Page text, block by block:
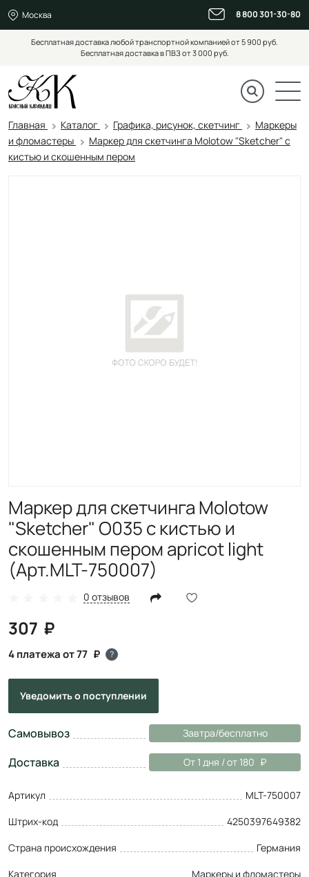
Москва 8 800 301-30-80
Бесплатная доставка любой транспортной компанией от 5 900 руб.
Бесплатная доставка в ПВЗ от 3 000 руб.
Главная Каталог Графика, рисунок, скетчинг
Маркеры
и фломастеры
Маркер для скетчинга Molotow "Sketcher" c
кистью и скошенным пером
Маркер для скетчинга Molotow
"Sketcher" O035 c кистью и
скошенным пером apricot light
(Арт.MLT-750007)
0 отзывов
307
4 платежа от 77 ?
Уведомитьо поступлении
Самовывоз Завтра/бесплатно
Доставка От 1 дня / от 180
Артикул
MLT-750007
Штрих-код
4250397649382
Страна происхождения
Германия
Категория
Маркеры и фломастеры